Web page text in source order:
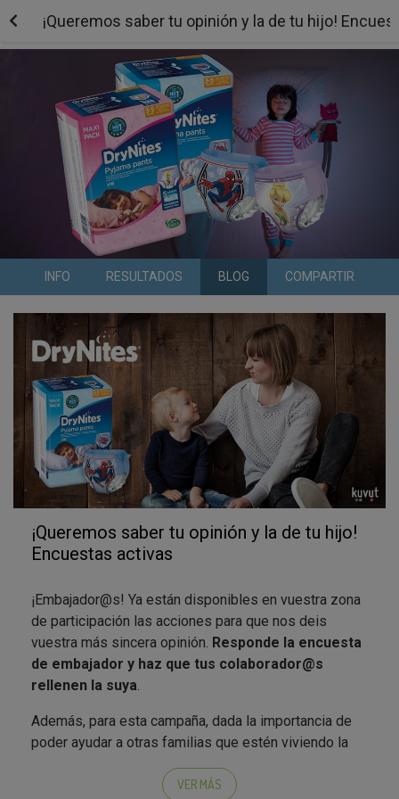
¡Queremos saber tu opinión y la de tu hijo!
INFO RESULTADOS BLOG COMPARTIR
¡Queremos saber tu opinión y la de tu hijo!
Encuestas activas
¡Embajador@s! Ya están disponibles en vuestra zona
de participación las acciones para que nos deis
vuestra más sincera opinión. Responde la encuesta
de embajador y haz que tus colaborador@s
rellenen la suya
Además, para esta campaña, dada la importancia de
poder ayudar a otras familias que estén viviendo la
nocturna, creemos que
contar vuestra experiencia
VER MÁS